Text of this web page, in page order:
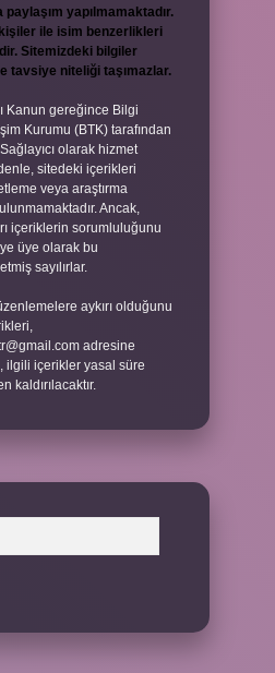
yapılmamaktadır.
ile isim benzerlikleri
Sitemizdeki bilgiler
tavsiye niteliği taşımazlar.
Kanun gereğince Bilgi
Kurumu (BTK) tarafından
olarak hizmet
sitedeki içerikleri
veya araştırma
Ancak,
içeriklerin sorumluluğunu
üye olarak bu
sayılırlar.
aykırı olduğunu
adresine
ilgili içerikler yasal süre
kaldırılacaktır.